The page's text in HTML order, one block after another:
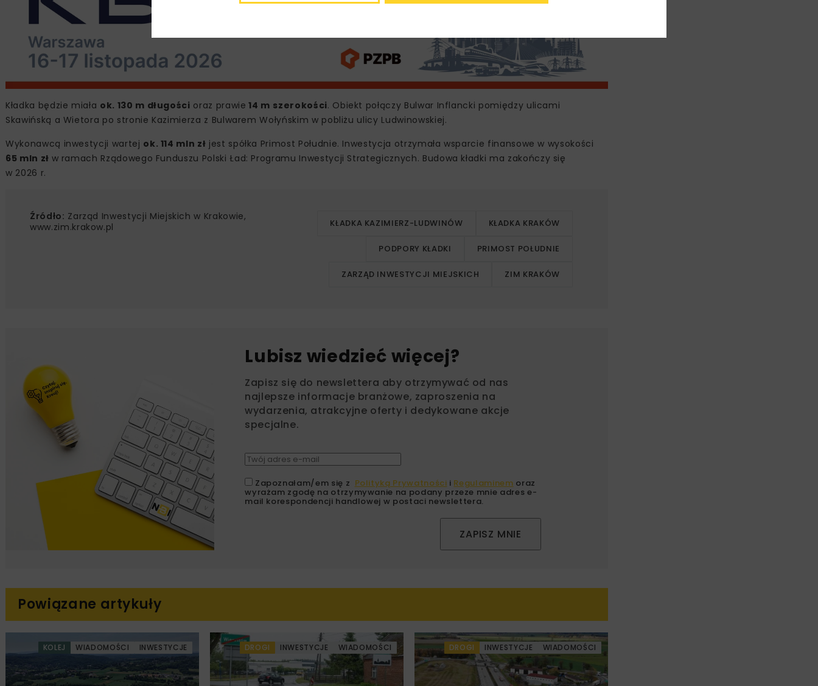
Kładka będzie miała ok. 130 m długości oraz prawie 14 m szerokości. Obiekt połączy Bulwar Inflancki pomiędzy ulicami
Skawińską a Wietora po stronie Kazimierza z Bulwarem Wołyńskim w pobliżu ulicy Ludwinowskiej.
Wykonawcą inwestycji wartej ok. 114 mln zł jest spółka Primost Południe. Inwestycja otrzymała wsparcie finansowe w wysokości
65 mln zł w ramach Rządowego Funduszu Polski Ład: Programu Inwestycji Strategicznych. Budowa kładki ma zakończy się
w 2026 r.
Źródło: Zarząd Inwestycji Miejskich w Krakowie,
www.zim.krakow.pl
KŁADKA KAZIMIERZ-LUDWINÓW KŁADKA KRAKÓW
PODPORY KŁADKI PRIMOST POŁUDNIE
ZARZĄD INWESTYCJI MIEJSKICH ZIM KRAKÓW
Lubisz wiedzieć więcej?
Zapisz się do newslettera aby otrzymywać od nas
najlepsze informacje branżowe, zaproszenia na
wydarzenia, atrakcyjne oferty i dedykowane akcje
specjalne.
Zapoznałam/em się z Polityką Prywatności i Regulaminem oraz
wyrażam zgodę na otrzymywanie na podany przeze mnie adres e-
mail korespondencji handlowej w postaci newslettera.
ZAPISZ MNIE
Powiązane artykuły
KOLEJ WIADOMOŚCI INWESTYCJE DROGI INWESTYCJE WIADOMOŚCI DROGI INWESTYCJE WIADOMOŚCI